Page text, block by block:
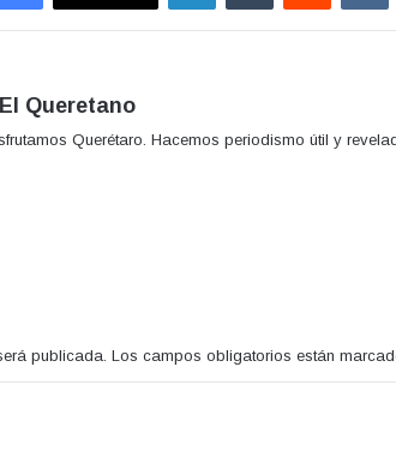
Queretano
Querétaro. Hacemos periodismo útil y
publicada. Los campos obligatorios están